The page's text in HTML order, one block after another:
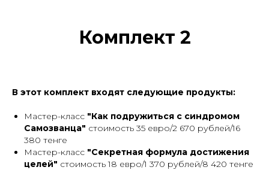
Комплект 2
В этот комплект входят следующие продукты:
Мастер-класс "Как подружиться с синдромом
Самозванца" стоимость 35 евро/2 670 рублей/16
380 тенге
Мастер-класс "Секретная формула достижения
целей" стоимость 18 евро/1 370 рублей/8 420 тенге